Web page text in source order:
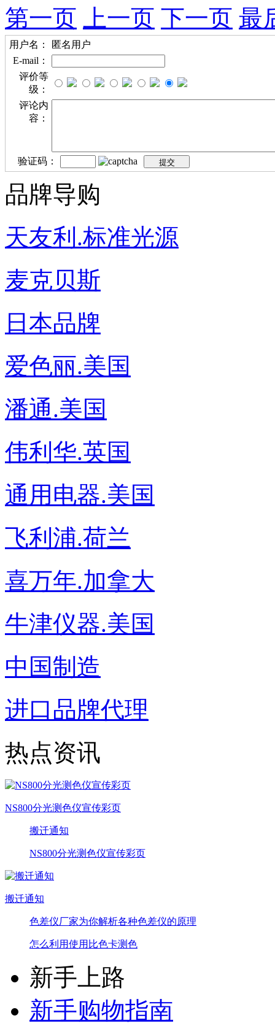
第一页 上一页 下一页 最
用户名：
匿名用户
E-mail：
评价等
级：
评论内
容：
验证码：
品牌导购
天友利.标准光源
麦克贝斯
日本品牌
爱色丽.美国
潘通.美国
伟利华.英国
通用电器.美国
飞利浦.荷兰
喜万年.加拿大
牛津仪器.美国
中国制造
进口品牌代理
热点资讯
NS800分光测色仪宣传彩页
搬迁通知
NS800分光测色仪宣传彩页
搬迁通知
色差仪厂家为你解析各种色差仪的原理
怎么利用使用比色卡测色
新手上路
新手购物指南